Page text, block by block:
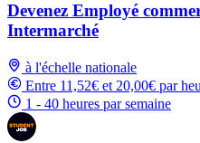
Devenez Employé
Intermarché
à l'échelle nationale
Entre 11,52€ et 20,00€ par
1 - 40 heures par semaine